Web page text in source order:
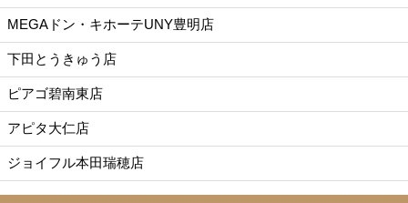
MEGAドン・キホーテUNY豊明店
下田とうきゅう店
ピアゴ碧南東店
アピタ大仁店
ジョイフル本田瑞穂店